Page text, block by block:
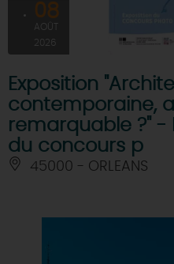
08
AOÛT
2026
Exposition
contemporaine,
remarquable ?" -
du concours p
45000 - ORLEANS